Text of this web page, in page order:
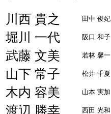
川西 貴之
田中 俊妃
堀川 一代 阪口 和子
武藤 文美 若林 馨一
山下 常子 松井 千夏
木内 容美 山本 実加
渡辺 勝幸 西田 光和